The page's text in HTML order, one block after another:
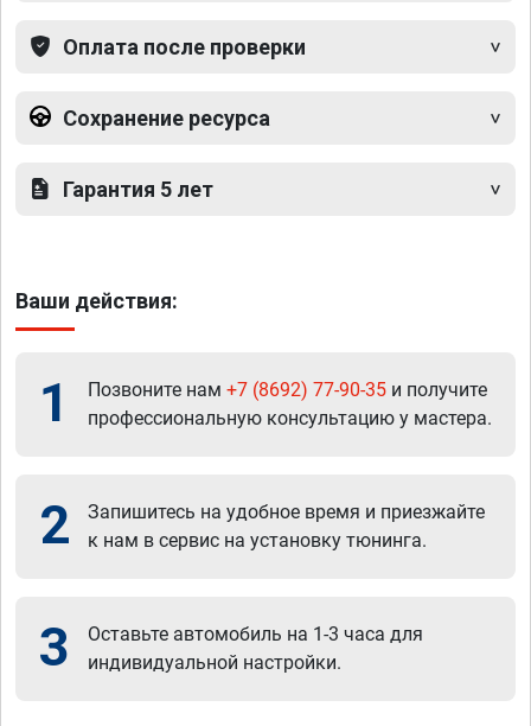
Оплата после проверки
Сохранение ресурса
Гарантия 5 лет
Ваши действия:
1 Позвоните нам +7 (8692) 77-90-35 и получите
профессиональную консультацию у мастера.
2
Запишитесь на удобное время и приезжайте
к нам в сервис на установку тюнинга.
3
Оставьте автомобиль на 1-3 часа для
индивидуальной настройки.